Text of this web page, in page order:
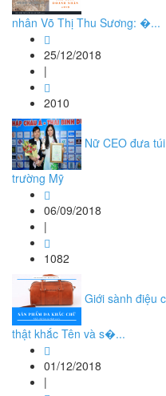
nhân Võ Thị Thu Sương: �...
25/12/2018
|
2010
Nữ CEO đưa
trường Mỹ
06/09/2018
|
1082
Giới sành điệu
thật khắc Tên và s�...
01/12/2018
|